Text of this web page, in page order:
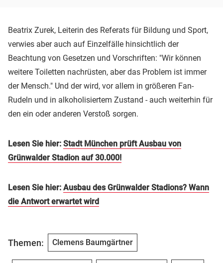
Beatrix Zurek, Leiterin des Referats für Bildung und Sport,
verwies aber auch auf Einzelfälle hinsichtlich der
Beachtung von Gesetzen und Vorschriften: "Wir können
weitere Toiletten nachrüsten, aber das Problem ist immer
der Mensch." Und der wird, vor allem in größeren Fan-
Rudeln und in alkoholisiertem Zustand - auch weiterhin für
den ein oder anderen Verstoß sorgen.
Lesen Sie hier: Stadt München prüft Ausbau von
Grünwalder Stadion auf 30.000!
Lesen Sie hier: Ausbau des Grünwalder Stadions? Wann
die Antwort erwartet wird
Themen: Clemens Baumgärtner